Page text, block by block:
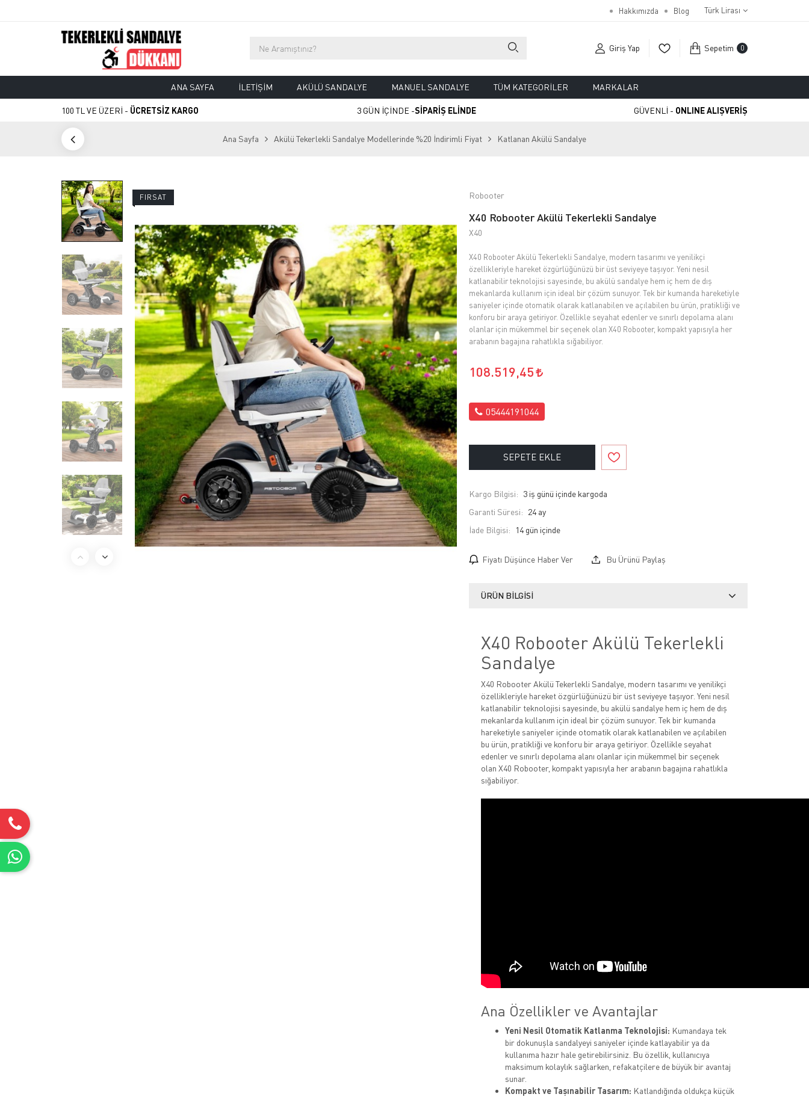
Hakkımızda Blog Türk Lirası
Giriş Yap Sepetim 0
ANA SAYFA İLETIŞIM AKÜLÜ SANDALYE MANUEL SANDALYE TÜM KATEGORILER MARKALAR
100 TL VE ÜZERİ - ÜCRETSİZ KARGO 3 GÜN İÇİNDE -SİPARİŞ ELİNDE GÜVENLİ - ONLINE ALIŞVERİŞ
Ana Sayfa Akülü Tekerlekli Sandalye Modellerinde %20 İndirimli Fiyat Katlanan Akülü Sandalye
FIRSAT Robooter
X40 Robooter Akülü Tekerlekli Sandalye
X40
X40 Robooter Akülü Tekerlekli Sandalye, modern tasarımı ve yenilikçi
özellikleriyle hareket özgürlüğünüzü bir üst seviyeye taşıyor. Yeni nesil
katlanabilir teknolojisi sayesinde, bu akülü sandalye hem iç hem de dış
mekanlarda kullanım için ideal bir çözüm sunuyor. Tek bir kumanda hareketiyle
saniyeler içinde otomatik olarak katlanabilen ve açılabilen bu ürün, pratikliği ve
konforu bir araya getiriyor. Özellikle seyahat edenler ve sınırlı depolama alanı
olanlar için mükemmel bir seçenek olan X40 Robooter, kompakt yapısıyla her
arabanın bagajına rahatlıkla sığabiliyor.
108.519,45
05444191044
SEPETE EKLE
Kargo Bilgisi: 3 iş günü içinde kargoda
Garanti Süresi: 24 ay
İade Bilgisi:
Fiyatı Düşünce Haber Ver Bu Ürünü Paylaş
ÜRÜN BILGISI
X40 Robooter Akülü Tekerlekli
Sandalye
X40 Robooter Akülü Tekerlekli Sandalye, modern tasarımı ve yenilikçi
özellikleriyle hareket özgürlüğünüzü bir üst seviyeye taşıyor. Yeni nesil
katlanabilir teknolojisi sayesinde, bu akülü sandalye hem iç hem de dış
mekanlarda kullanım için ideal bir çözüm sunuyor. Tek bir kumanda
hareketiyle saniyeler içinde otomatik olarak katlanabilen ve açılabilen
bu ürün, pratikliği ve konforu bir araya getiriyor. Özellikle seyahat
edenler ve sınırlı depolama alanı olanlar için mükemmel bir seçenek
olan X40 Robooter, kompakt yapısıyla her arabanın bagajına rahatlıkla
sığabiliyor.
Ana Özellikler ve Avantajlar
Yeni Nesil Otomatik Katlanma Teknolojisi: Kumandaya tek
bir dokunuşla sandalyeyi saniyeler içinde katlayabilir ya da
kullanıma hazır hale getirebilirsiniz. Bu özellik, kullanıcıya
maksimum kolaylık sağlarken, refakatçilere de büyük bir avantaj
sunar.
Kompakt ve Taşınabilir Tasarım: Katlandığında oldukça küçük